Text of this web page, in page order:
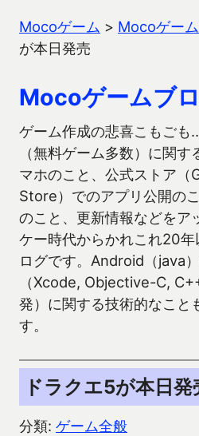
Mocoゲーム > Mocoゲー
が本日発売
Mocoゲームブ
ゲーム作成の悲喜こもごも
（無料ゲーム多数）に関
マホのこと、公式ストア
Store）でのアプリ公開の
のこと、更新情報などをア
ケー時代からかれこれ20
ログです。Android（java
（Xcode, Objective-C,
発）に関する技術的なこと
す。
ドラクエ5が本日発
分類: ゲーム全般